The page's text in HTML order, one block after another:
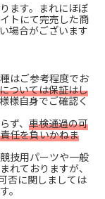
ます。まれにほぼ
トにて完売した商
場合がございます
はご参考程度でお
ついては保証はし
様自身でご確認く
ず、 車検通過の可
任を負いかねま
技用パーツや一般
れておりますが、
否に関しましては
。